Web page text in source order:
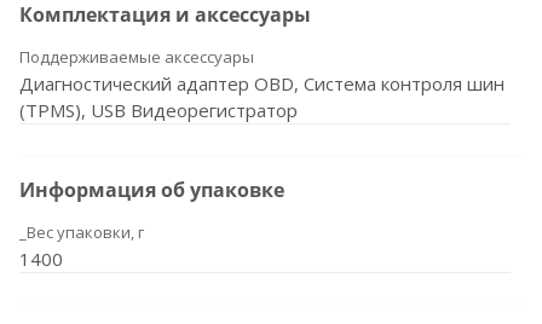
Комплектация и аксессуары
Поддерживаемые аксессуары
Диагностический адаптер OBD, Система контроля шин
(TPMS), USB Видеорегистратор
Информация об упаковке
_Вес упаковки, г
1400